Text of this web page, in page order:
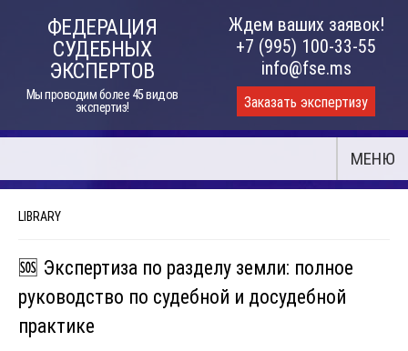
ФЕДЕРАЦИЯ
СУДЕБНЫХ
ЭКСПЕРТОВ
Мы проводим более 45 видов
экспертиз!
Ждем ваших заявок!
+7 (995) 100-33-55
info@fse.ms
Заказать экспертизу
МЕНЮ
LIBRARY
🆘 Экспертиза по разделу земли: полное
руководство по судебной и досудебной
практике